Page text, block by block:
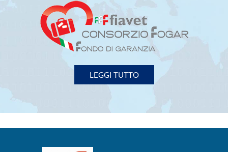
IMPRESE VIAGGI e TURISMO
00153 Roma - Piazza G. G. Belli, 2